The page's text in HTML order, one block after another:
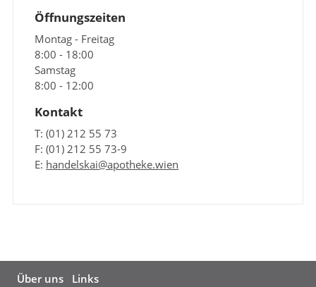
Öffnungszeiten
Montag - Freitag
8:00 - 18:00
Samstag
8:00 - 12:00
Kontakt
T: (01) 212 55 73
F: (01) 212 55 73-9
E: handelskai@apotheke.wien
Über uns Links